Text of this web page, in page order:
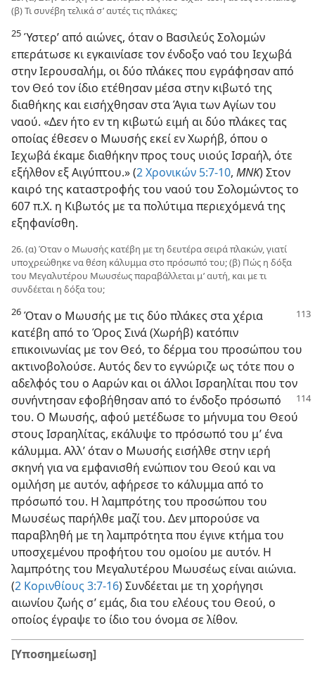
(β) Τι συνέβη τελικά σ’ αυτές τις πλάκες;
25 Ύστερ’ από αιώνες, όταν ο Βασιλεύς Σολομών
επεράτωσε κι εγκαινίασε τον ένδοξο ναό του Ιεχωβά
στην Ιερουσαλήμ, οι δύο πλάκες που εγράφησαν από
τον Θεό τον ίδιο ετέθησαν μέσα στην κιβωτό της
διαθήκης και εισήχθησαν στα Άγια των Αγίων του
ναού. «Δεν ήτο εν τη κιβωτώ ειμή αι δύο πλάκες τας
οποίας έθεσεν ο Μωυσής εκεί εν Χωρήβ, όπου ο
Ιεχωβά έκαμε διαθήκην προς τους υιούς Ισραήλ, ότε
εξήλθον εξ Αιγύπτου.» (2 Χρονικών 5:7-10, ΜΝΚ) Στον
καιρό της καταστροφής του ναού του Σολομώντος το
607 π.Χ. η Κιβωτός με τα πολύτιμα περιεχόμενά της
εξηφανίσθη.
26. (α) Όταν ο Μωυσής κατέβη με τη δευτέρα σειρά πλακών, γιατί
υποχρεώθηκε να θέση κάλυμμα στο πρόσωπό του; (β) Πώς η δόξα
του Μεγαλυτέρου Μωυσέως παραβάλλεται μ’ αυτή, και με τι
συνδέεται η δόξα του;
26 Όταν ο Μωυσής με τις δύο πλάκες στα χέρια
κατέβη από το Όρος Σινά (Χωρήβ) κατόπιν
επικοινωνίας με τον Θεό, το δέρμα του προσώπου του
ακτινοβολούσε. Αυτός δεν το εγνώριζε ως τότε που ο
αδελφός του ο Ααρών και οι άλλοι Ισραηλίται που τον
συνήντησανεφοβήθησαν από το ένδοξο πρόσωπό
του. Ο Μωυσής, αφού μετέδωσε το μήνυμα του Θεού
στους Ισραηλίτας, εκάλυψε το πρόσωπό του μ’ ένα
κάλυμμα. Αλλ’ όταν ο Μωυσής εισήλθε στην ιερή
σκηνή για να εμφανισθή ενώπιον του Θεού και να
ομιλήση με αυτόν, αφήρεσε το κάλυμμα από το
πρόσωπό του. Η λαμπρότης του προσώπου του
Μωυσέως παρήλθε μαζί του. Δεν μπορούσε να
παραβληθή με τη λαμπρότητα που έγινε κτήμα του
υποσχεμένου προφήτου του ομοίου με αυτόν. Η
λαμπρότης του Μεγαλυτέρου Μωυσέως είναι αιώνια.
(2 Κορινθίους 3:7-16) Συνδέεται με τη χορήγησι
αιωνίου ζωής σ’ εμάς, δια του ελέους του Θεού, ο
οποίος έγραψε το ίδιο του όνομα σε λίθον.
[Υποσημείωση]